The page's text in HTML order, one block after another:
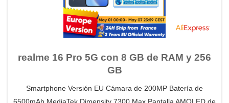
realme 16 Pro 5G con 8 GB de RAM y 256
GB
Smartphone Versión EU Cámara de 200MP Batería de
6500mAh MediaTek Dimensity 7300 Max Pantalla AMOLED de